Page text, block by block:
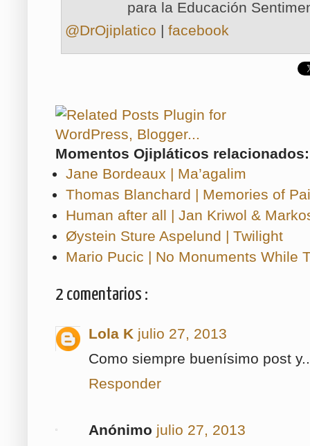
para la Educación
@DrOjiplatico | facebook
Momentos Ojipláticos relacionados:
Jane Bordeaux | Ma’agalim
Thomas Blanchard | Memories of
Human after all | Jan Kriwol &
Øystein Sture Aspelund | Twilight
Mario Pucic | No Monuments While
2 comentarios :
Lola K julio 27, 2013
Como siempre buenísimo post
Responder
Anónimo julio 27, 2013